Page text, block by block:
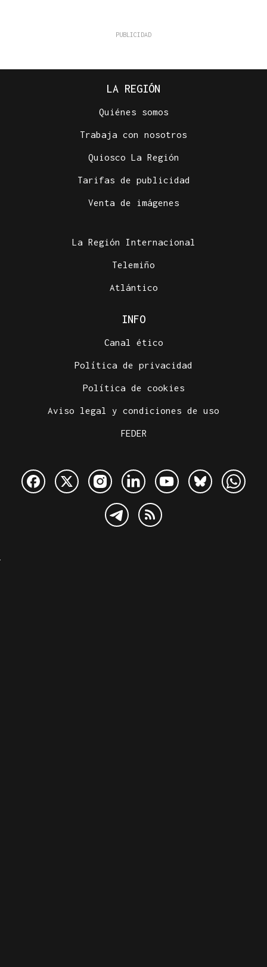
LA REGIÓN
Quiénes somos
Trabaja con nosotros
Quiosco La Región
Tarifas de publicidad
Venta de imágenes
La Región Internacional
Telemiño
Atlántico
INFO
Canal ético
Política de privacidad
Política de cookies
Aviso legal y condiciones de uso
FEDER